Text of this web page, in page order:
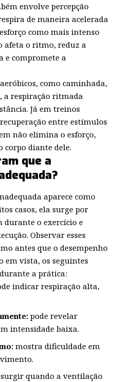
envolve percepção
de maneira acelerada
como mais intenso
afeta o ritmo, reduz a
e compromete a
como caminhada,
a respiração ritmada
Já em treinos
entre estímulos
não elimina o esforço,
corpo diante dele.
que a
aparece como
casos, ela surge por
durante o exercício e
Observar esses
antes que o desempenho
em vista, os seguintes
a prática:
indicar respiração alta,
pode revelar
intensidade baixa.
mostra dificuldade em
quando a ventilação